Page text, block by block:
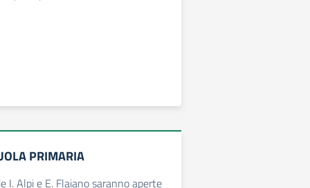
PRIMARIA
I. Alpi e E. Flaiano saranno aperte